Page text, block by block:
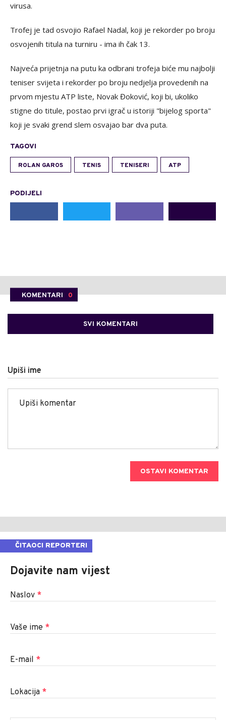
virusa.
Trofej je tad osvojio Rafael Nadal, koji je rekorder po broju
osvojenih titula na turniru - ima ih čak 13.
Najveća prijetnja na putu ka odbrani trofeja biće mu najbolji
teniser svijeta i rekorder po broju nedjelja provedenih na
prvom mjestu ATP liste, Novak Đoković, koji bi, ukoliko
stigne do titule, postao prvi igrač u istoriji "bijelog sporta"
koji je svaki grend slem osvajao bar dva puta.
TAGOVI
ROLAN GAROS TENIS TENISERI ATP
PODIJELI
KOMENTARI 0
SVI KOMENTARI
Upiši ime
OSTAVI KOMENTAR
ČITAOCI REPORTERI
Dojavite nam vijest
Naslov *
Vaše ime *
E-mail *
Lokacija *